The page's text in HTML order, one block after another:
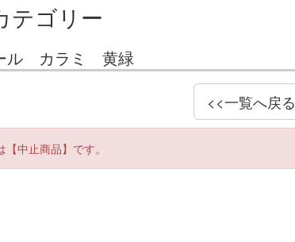
テゴリー
ル カラミ 黄緑
<<一覧へ戻る
中止商品】です。